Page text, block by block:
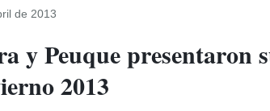
de 2013
y Peuque presentaron
2013